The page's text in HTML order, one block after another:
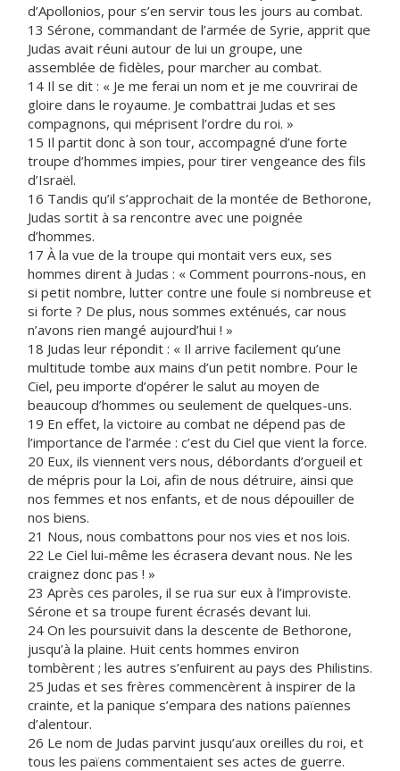
d’Apollonios, pour s’en servir tous les jours au combat.
13 Sérone, commandant de l’armée de Syrie, apprit que
Judas avait réuni autour de lui un groupe, une
assemblée de fidèles, pour marcher au combat.
14 Il se dit : « Je me ferai un nom et je me couvrirai de
gloire dans le royaume. Je combattrai Judas et ses
compagnons, qui méprisent l’ordre du roi. »
15 Il partit donc à son tour, accompagné d’une forte
troupe d’hommes impies, pour tirer vengeance des fils
d’Israël.
16 Tandis qu’il s’approchait de la montée de Bethorone,
Judas sortit à sa rencontre avec une poignée
d’hommes.
17 À la vue de la troupe qui montait vers eux, ses
hommes dirent à Judas : « Comment pourrons-nous, en
si petit nombre, lutter contre une foule si nombreuse et
si forte ? De plus, nous sommes exténués, car nous
n’avons rien mangé aujourd’hui ! »
18 Judas leur répondit : « Il arrive facilement qu’une
multitude tombe aux mains d’un petit nombre. Pour le
Ciel, peu importe d’opérer le salut au moyen de
beaucoup d’hommes ou seulement de quelques-uns.
19 En effet, la victoire au combat ne dépend pas de
l’importance de l’armée : c’est du Ciel que vient la force.
20 Eux, ils viennent vers nous, débordants d’orgueil et
de mépris pour la Loi, afin de nous détruire, ainsi que
nos femmes et nos enfants, et de nous dépouiller de
nos biens.
21 Nous, nous combattons pour nos vies et nos lois.
22 Le Ciel lui-même les écrasera devant nous. Ne les
craignez donc pas ! »
23 Après ces paroles, il se rua sur eux à l’improviste.
Sérone et sa troupe furent écrasés devant lui.
24 On les poursuivit dans la descente de Bethorone,
jusqu’à la plaine. Huit cents hommes environ
tombèrent ; les autres s’enfuirent au pays des Philistins.
25 Judas et ses frères commencèrent à inspirer de la
crainte, et la panique s’empara des nations païennes
d’alentour.
26 Le nom de Judas parvint jusqu’aux oreilles du roi, et
tous les païens commentaient ses actes de guerre.